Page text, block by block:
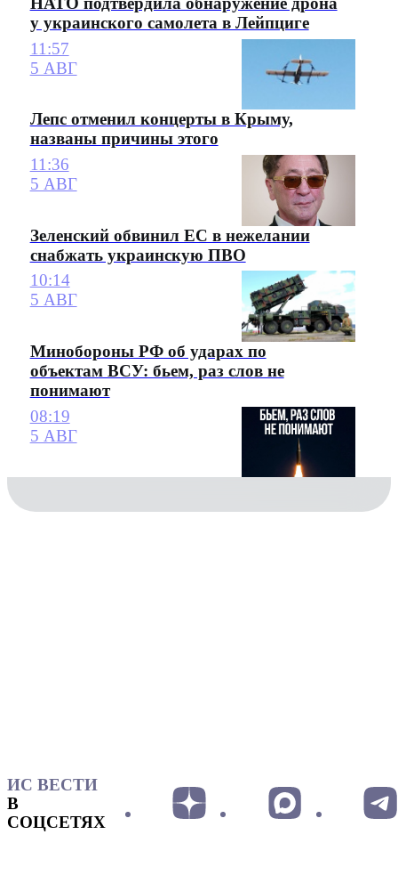
у украинского самолета в Лейпциге
11:57
5 АВГ
Лепс отменил концерты в Крыму,
названы причины этого
11:36
5 АВГ
Зеленский обвинил ЕС в нежелании
снабжать украинскую ПВО
10:14
5 АВГ
Минобороны РФ об ударах по
объектам ВСУ: бьем, раз слов не
понимают
08:19
5 АВГ
ИС ВЕСТИ
В
СОЦСЕТЯХ